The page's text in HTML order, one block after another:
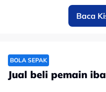
Dia turut memaklumkan
menetapkan sasaran
ketua jurulatih, Daniel
"Kami berada di
Baca
BOLA SEPAK
Jual beli pemain